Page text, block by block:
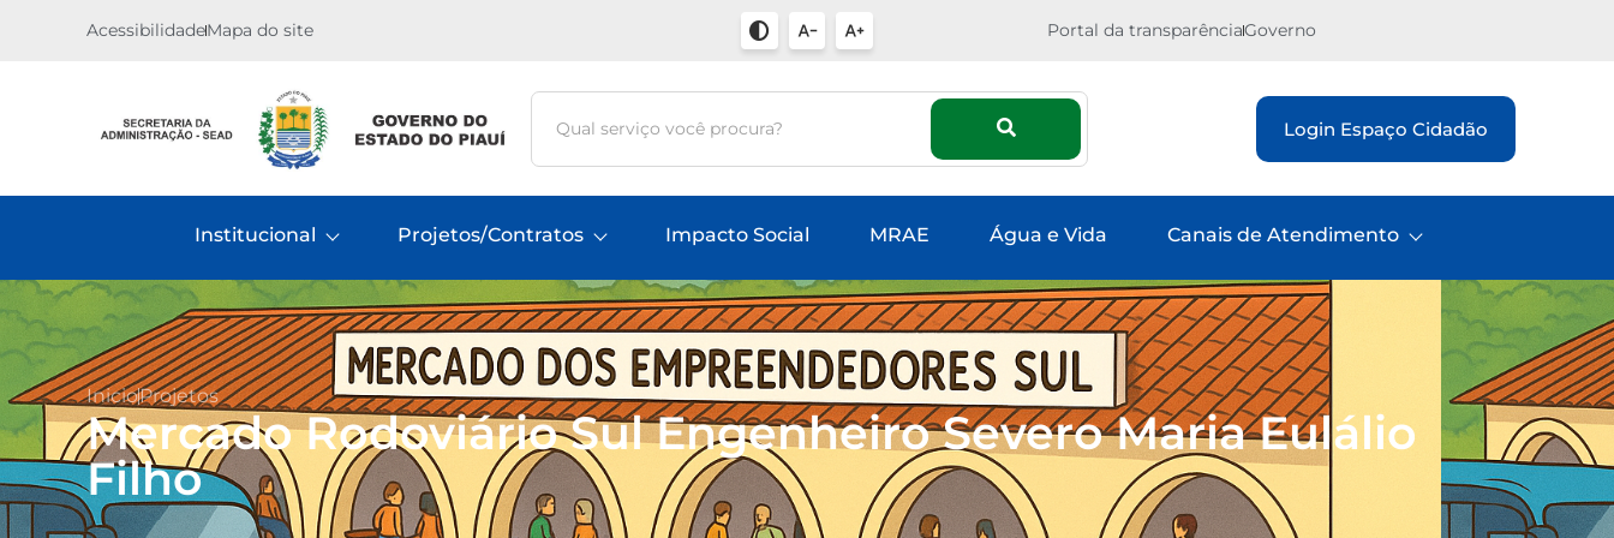
AcessibilidadeMapa do site Portal da transparênciaGoverno
Login Espaço Cidadão
Institucional Projetos/Contratos Impacto Social MRAE Água e Vida Canais de Atendimento
InicioProjetos
Mercado Rodoviário Sul Engenheiro Severo Maria Eulálio
Filho